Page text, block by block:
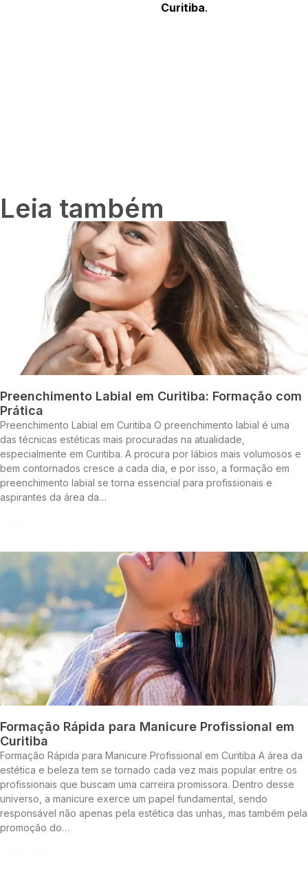
Curitiba.
Leia também
Preenchimento Labial em Curitiba: Formação com
Prática
Preenchimento Labial em Curitiba O preenchimento labial é uma
das técnicas estéticas mais procuradas na atualidade,
especialmente em Curitiba. A procura por lábios mais volumosos e
bem contornados cresce a cada dia, e por isso, a formação em
preenchimento labial se torna essencial para profissionais e
aspirantes da área da…
Formação Rápida para Manicure Profissional em
Curitiba
Formação Rápida para Manicure Profissional em Curitiba A área da
estética e beleza tem se tornado cada vez mais popular entre os
profissionais que buscam uma carreira promissora. Dentro desse
universo, a manicure exerce um papel fundamental, sendo
responsável não apenas pela estética das unhas, mas também pela
promoção do…